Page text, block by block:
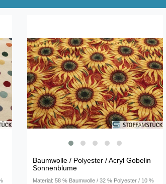
Baumwolle / Polyester / Acryl Gobelin
Sonnenblume
Material: 58 % Baumwolle / 32 % Polyester / 10 %